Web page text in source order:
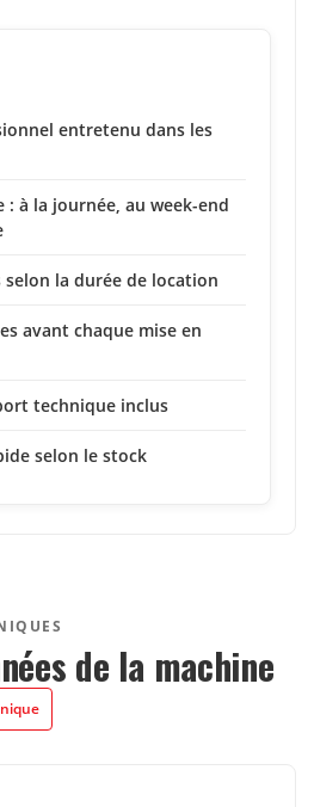
entretenu dans les
à la journée, au week-end
selon la durée de location
avant chaque mise en
technique inclus
selon le stock
de la machine